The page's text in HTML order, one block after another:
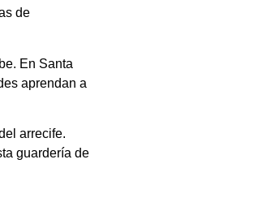
de
En Santa
aprendan a
arrecife.
guardería de